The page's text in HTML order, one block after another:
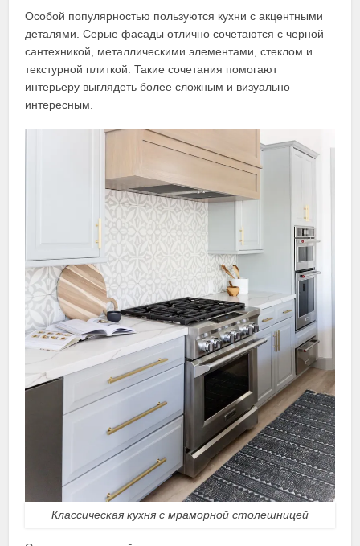
Особой популярностью пользуются кухни с акцентными
деталями. Серые фасады отлично сочетаются с черной
сантехникой, металлическими элементами, стеклом и
текстурной плиткой. Такие сочетания помогают
интерьеру выглядеть более сложным и визуально
интересным.
Классическая кухня с мраморной столешницей